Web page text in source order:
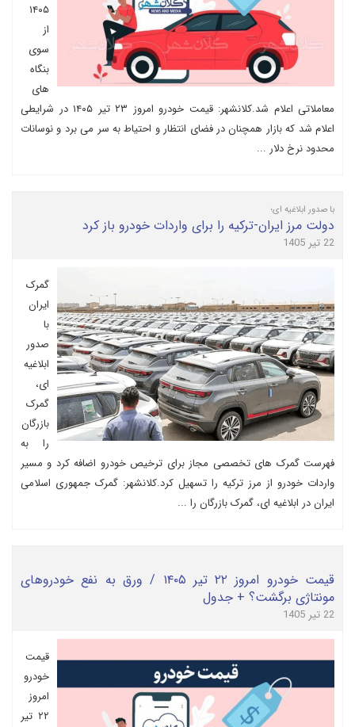
۱۴۰۵
از
سوی
بنگاه
های
معاملاتی اعلام شد.کلانشهر: قیمت خودرو امروز ۲۳ تیر ۱۴۰۵ در شرایطی
اعلام شد که بازار همچنان در فضای انتظار و احتیاط به سر می برد و نوسانات
محدود نرخ دلار ...
با صدور ابلاغیه ای؛
دولت مرز ایران-ترکیه را برای واردات خودرو باز کرد
22 تیر 1405
گمرک
ایران
با
صدور
ابلاغیه
ای،
گمرک
بازرگان
را به
فهرست گمرک های تخصصی مجاز برای ترخیص خودرو اضافه کرد و مسیر
واردات خودرو از مرز ترکیه را تسهیل کرد.کلانشهر: گمرک جمهوری اسلامی
ایران در ابلاغیه ای، گمرک بازرگان را ...
قیمت خودرو امروز ۲۲ تیر ۱۴۰۵ / ورق به نفع خودروهای
مونتاژی برگشت؟ + جدول
22 تیر 1405
قیمت
خودرو
امروز
۲۲ تیر